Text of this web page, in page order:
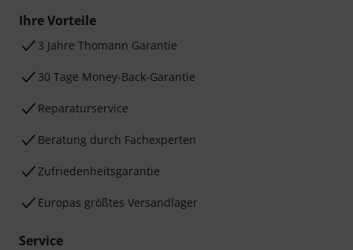
Ihre Vorteile
3 Jahre Thomann Garantie
30 Tage Money-Back-Garantie
Reparaturservice
Beratung durch Fachexperten
Zufriedenheitsgarantie
Europas größtes Versandlager
Service